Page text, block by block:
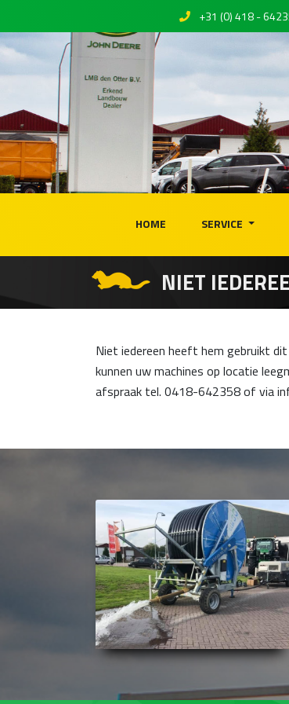
+31 (0) 418 -
HOME SERVICE
NIET
Niet iedereen heeft hem gebruikt
kunnen uw machines op locatie
afspraak tel. 0418-642358 of via